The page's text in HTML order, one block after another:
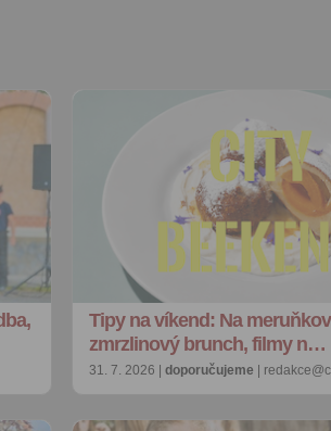
Tipy na víkend: Na
zmrzlinový brunch, filmy n…
31. 7. 2026 | doporučujeme |